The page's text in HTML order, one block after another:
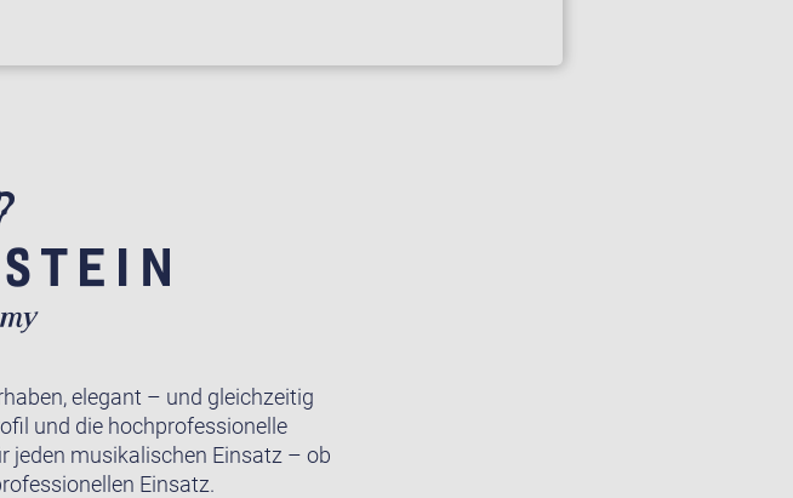
elegant – und gleichzeitig
und die hochprofessionelle
jeden musikalischen Einsatz – ob
Einsatz.